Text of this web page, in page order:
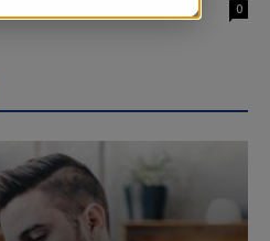
0